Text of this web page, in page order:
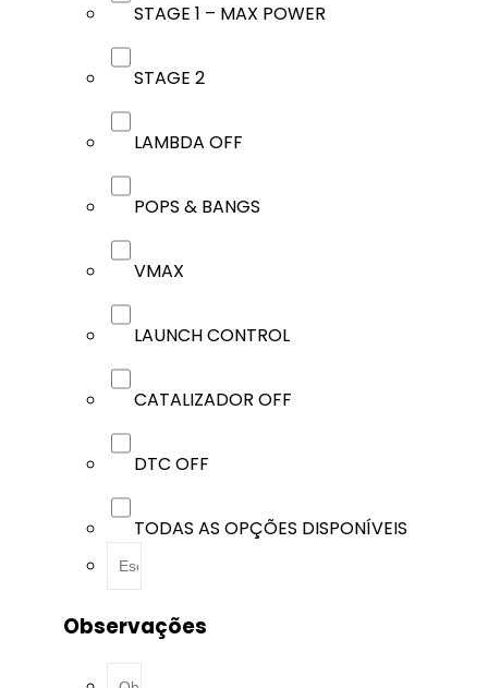
STAGE 1 – MAX POWER
STAGE 2
LAMBDA OFF
POPS & BANGS
VMAX
LAUNCH CONTROL
CATALIZADOR OFF
DTC OFF
TODAS AS OPÇÕES DISPONÍVEIS
Observações